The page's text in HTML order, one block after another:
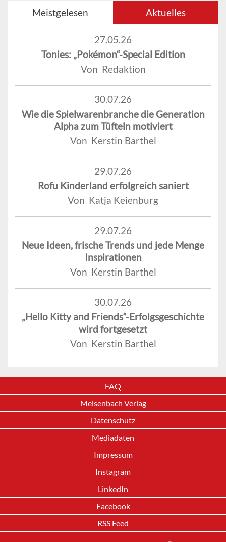
Meistgelesen Aktuelles
27.05.26
Tonies: „Pokémon“-Special Edition
Von Redaktion
30.07.26
Wie die Spielwarenbranche die Generation
Alpha zum Tüfteln motiviert
Von Kerstin Barthel
29.07.26
Rofu Kinderland erfolgreich saniert
Von Katja Keienburg
29.07.26
Neue Ideen, frische Trends und jede Menge
Inspirationen
Von Kerstin Barthel
30.07.26
„Hello Kitty and Friends“-Erfolgsgeschichte
wird fortgesetzt
Von Kerstin Barthel
FAQ
Meisenbach Verlag
Datenschutz
Mediadaten
Impressum
Instagram
LinkedIn
Facebook
RSS Feed